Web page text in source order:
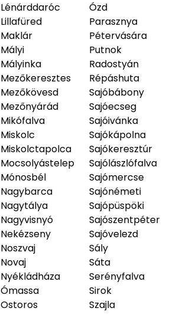
Lénárddaróc
Lillafüred
Maklár
Mályi
Mályinka
Mezőkeresztes
Mezőkövesd
Mezőnyárád
Mikófalva
Miskolc
Miskolctapolca
Mocsolyástelep
Mónosbél
Nagybarca
Nagytálya
Nagyvisnyó
Nekézseny
Noszvaj
Novaj
Nyékládháza
Ómassa
Ostoros
Ózd
Parasznya
Pétervására
Putnok
Radostyán
Répáshuta
Sajóbábony
Sajóecseg
Sajóivánka
Sajókápolna
Sajókeresztúr
Sajólászlófalva
Sajómercse
Sajónémeti
Sajópüspöki
Sajószentpéter
Sajóvelezd
Sály
Sáta
Serényfalva
Sirok
Szajla